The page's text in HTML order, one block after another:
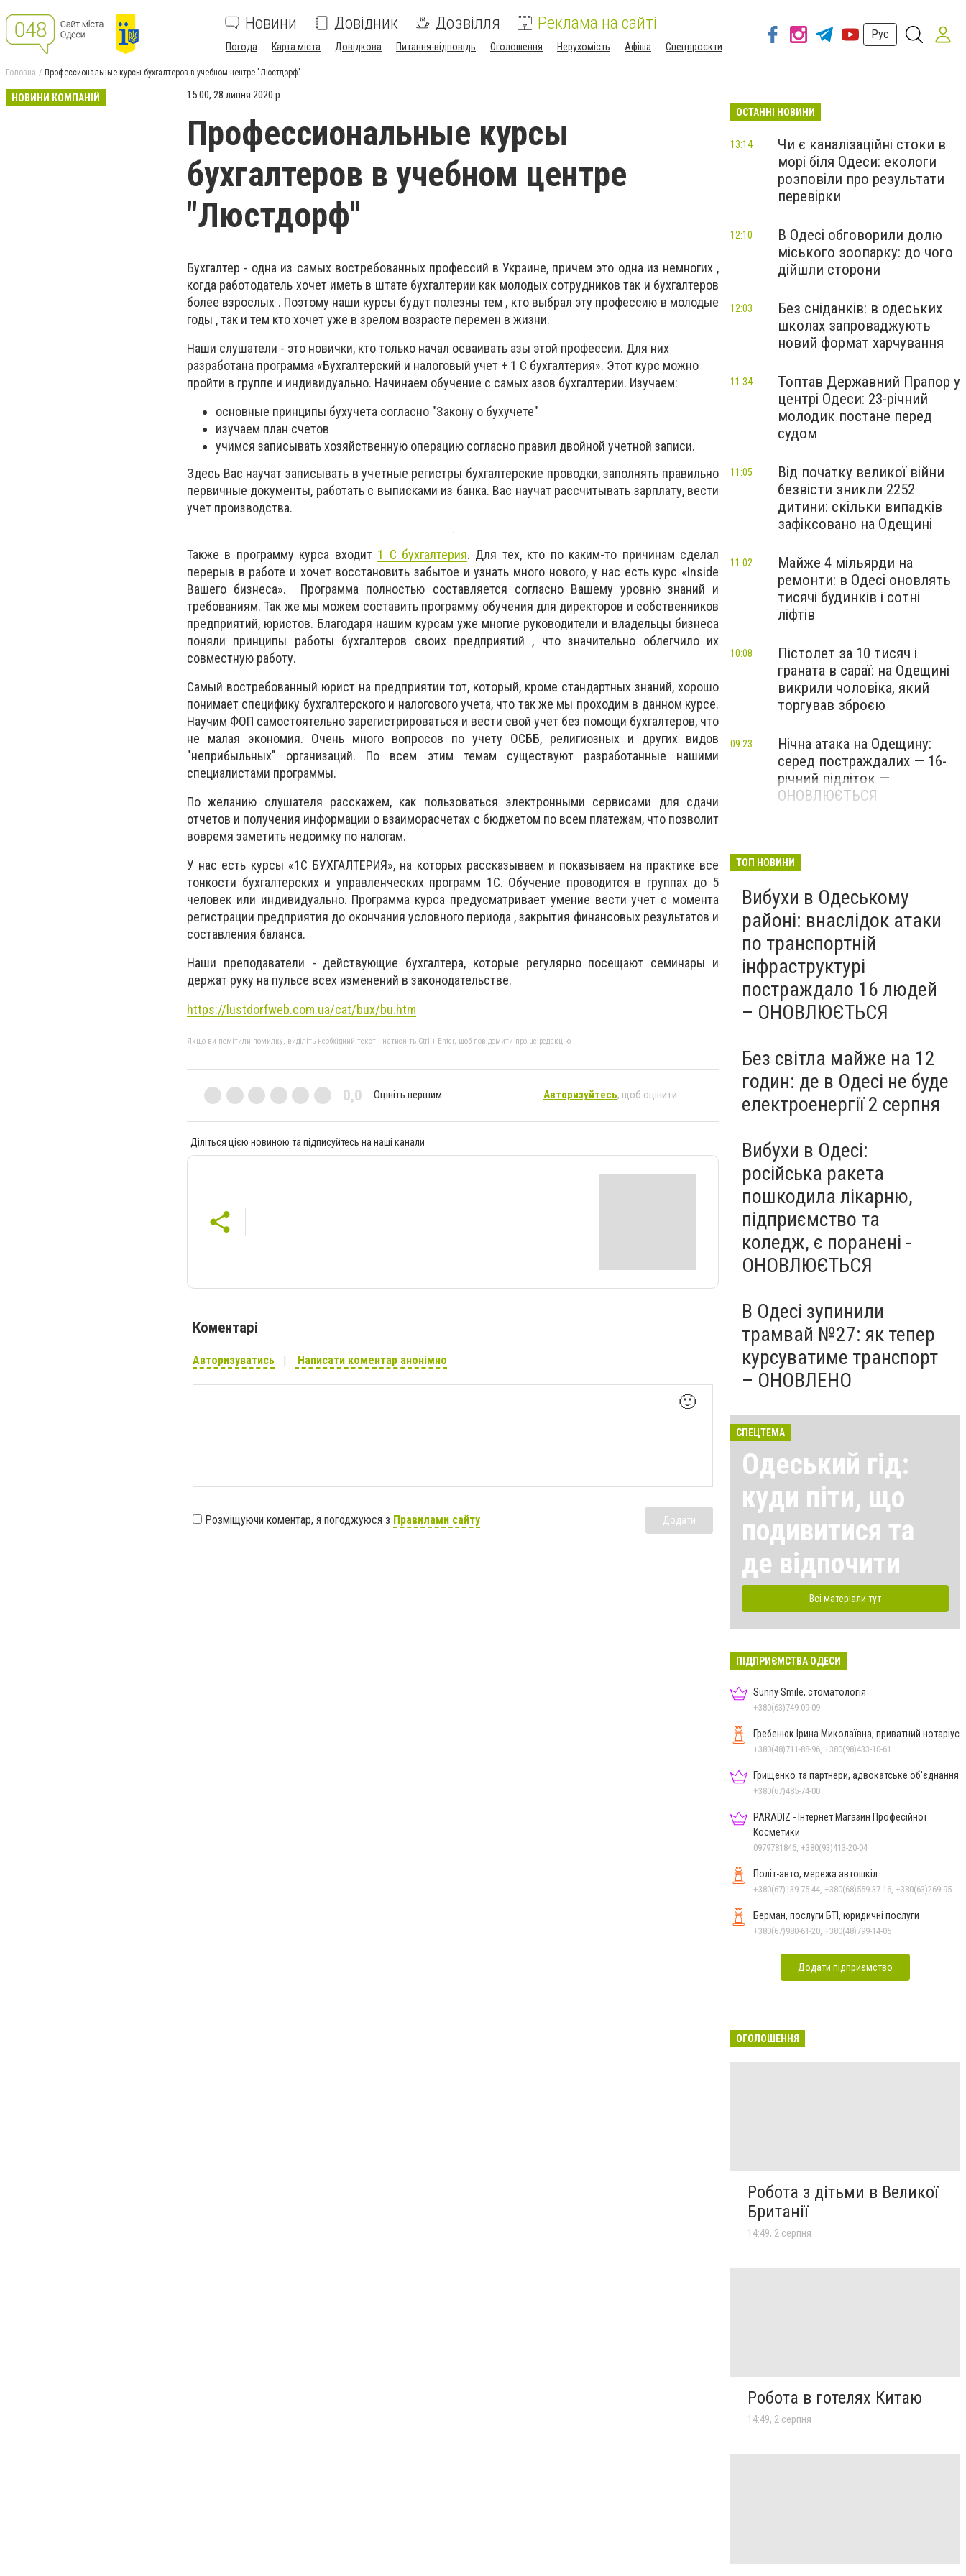
Новини Довідник Дозвілля Реклама на сайті
Погода Карта міста Довідкова Питання-відповідь Оголошення Нерухомість Афіша Спецпроєкти
Рус
Головна Профессиональные курсы бухгалтеров в учебном центре "Люстдорф"
НОВИНИ КОМПАНІЙ 15:00, 28 липня 2020 р.
Профессиональные курсы
бухгалтеров в учебном центре
"Люстдорф"
Бухгалтер - одна из самых востребованных профессий в Украине, причем это одна из немногих ,
когда работодатель хочет иметь в штате бухгалтерии как молодых сотрудников так и бухгалтеров
более взрослых . Поэтому наши курсы будут полезны тем , кто выбрал эту профессию в молодые
годы , так и тем кто хочет уже в зрелом возрасте перемен в жизни.
Наши слушатели - это новички, кто только начал осваивать азы этой профессии. Для них
разработана программа «Бухгалтерский и налоговый учет + 1 С бухгалтерия». Этот курс можно
пройти в группе и индивидуально. Начинаем обучение с самых азов бухгалтерии. Изучаем:
основные принципы бухучета согласно "Закону о бухучете"
изучаем план счетов
учимся записывать хозяйственную операцию согласно правил двойной учетной записи.
Здесь Вас научат записывать в учетные регистры бухгалтерские проводки, заполнять правильно
первичные документы, работать с выписками из банка. Вас научат рассчитывать зарплату, вести
учет производства.
Также в программу курса входит 1 С бухгалтерия. Для тех, кто по каким-то причинам сделал
перерыв в работе и хочет восстановить забытое и узнать много нового, у нас есть курс «Inside
Вашего бизнеса». Программа полностью составляется согласно Вашему уровню знаний и
требованиям. Так же мы можем составить программу обучения для директоров и собственников
предприятий, юристов. Благодаря нашим курсам уже многие руководители и владельцы бизнеса
поняли принципы работы бухгалтеров своих предприятий , что значительно облегчило их
совместную работу.
Самый востребованный юрист на предприятии тот, который, кроме стандартных знаний, хорошо
понимает специфику бухгалтерского и налогового учета, что так же мы проходим в данном курсе.
Научим ФОП самостоятельно зарегистрироваться и вести свой учет без помощи бухгалтеров, что
не малая экономия. Очень много вопросов по учету ОСББ, религиозных и других видов
"неприбыльных" организаций. По всем этим темам существуют разработанные нашими
специалистами программы.
По желанию слушателя расскажем, как пользоваться электронными сервисами для сдачи
отчетов и получения информации о взаиморасчетах с бюджетом по всем платежам, что позволит
вовремя заметить недоимку по налогам.
У нас есть курсы «1С БУХГАЛТЕРИЯ», на которых рассказываем и показываем на практике все
тонкости бухгалтерских и управленческих программ 1С. Обучение проводится в группах до 5
человек или индивидуально. Программа курса предусматривает умение вести учет с момента
регистрации предприятия до окончания условного периода , закрытия финансовых результатов и
составления баланса.
Наши преподаватели - действующие бухгалтера, которые регулярно посещают семинары и
держат руку на пульсе всех изменений в законодательстве.
https://lustdorfweb.com.ua/cat/bux/bu.htm
Якщо ви помітили помилку, виділіть необхідний текст і натисніть Ctrl + Enter, щоб повідомити про це редакцію
0,0 Оцініть першим Авторизуйтесь, щоб оцінити
Діліться цією новиною та підписуйтесь на наші канали
Коментарі
Авторизуватись Написати коментар анонімно
🙂
Розміщуючи коментар, я погоджуюся з Правилами сайту Додати
ОСТАННІ НОВИНИ
Чи є каналізаційні стоки в
морі біля Одеси: екологи
розповіли про результати
перевірки
13:14
В Одесі обговорили долю
міського зоопарку: до чого
дійшли сторони
12:10
Без сніданків: в одеських
школах запроваджують
новий формат харчування
12:03
Топтав Державний Прапор у
центрі Одеси: 23-річний
молодик постане перед
судом
11:34
Від початку великої війни
безвісти зникли 2252
дитини: скільки випадків
зафіксовано на Одещині
11:05
Майже 4 мільярди на
ремонти: в Одесі оновлять
тисячі будинків і сотні
ліфтів
11:02
Пістолет за 10 тисяч і
граната в сараї: на Одещині
викрили чоловіка, який
торгував зброєю
10:08
Нічна атака на Одещину:
серед постраждалих — 16-
річний підліток —
ОНОВЛЮЄТЬСЯ
09:23
ТОП НОВИНИ
Вибухи в Одеському
районі: внаслідок атаки
по транспортній
інфраструктурі
постраждало 16 людей
– ОНОВЛЮЄТЬСЯ
Без світла майже на 12
годин: де в Одесі не буде
електроенергії 2 серпня
Вибухи в Одесі:
російська ракета
пошкодила лікарню,
підприємство та
коледж, є поранені -
ОНОВЛЮЄТЬСЯ
В Одесі зупинили
трамвай №27: як тепер
курсуватиме транспорт
– ОНОВЛЕНО
СПЕЦТЕМА
Одеський гід:
куди піти, що
подивитися та
де відпочити
Всі матеріали тут
ПІДПРИЄМСТВА ОДЕСИ
Sunny Smile, стоматологія
+380(63)749-09-09
Гребенюк Ірина Миколаївна, приватний нотаріус
+380(48)711-88-96, +380(98)433-10-61
Грищенко та партнери, адвокатське об'єднання
+380(67)485-74-00
PARADIZ - Інтернет Магазин Професійної
Косметики
0979781846, +380(93)413-20-04
Політ-авто, мережа автошкіл
Берман, послуги БТІ, юридичні послуги
+380(67)980-61-20, +380(48)799-14-05
Додати підприємство
ОГОЛОШЕННЯ
Робота з дітьми в Великої
Британії
14:49, 2 серпня
Робота в готелях Китаю
14:49, 2 серпня